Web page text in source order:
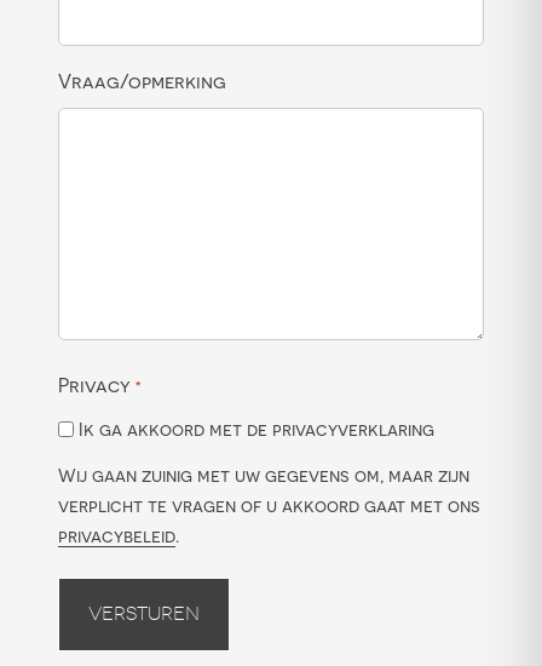
Vraag/opmerking
Privacy *
Ik ga akkoord met de privacyverklaring
Wij gaan zuinig met uw gegevens om, maar zijn
verplicht te vragen of u akkoord gaat met ons
privacybeleid.
Versturen